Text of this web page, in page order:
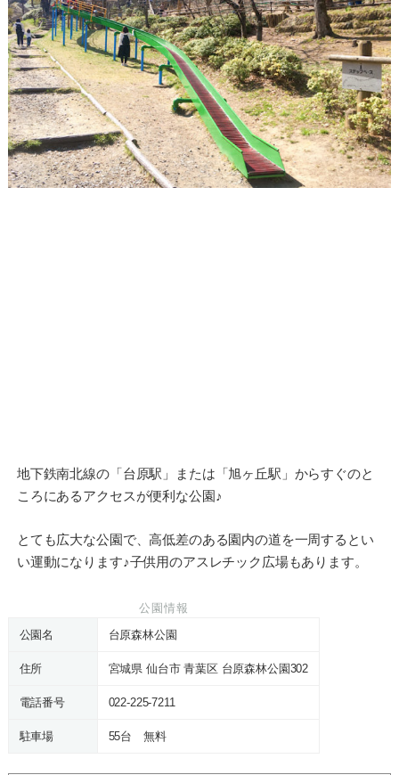
地下鉄南北線の「台原駅」または「旭ヶ丘駅」からすぐのと
ころにあるアクセスが便利な公園♪
とても広大な公園で、高低差のある園内の道を一周するとい
い運動になります♪子供用のアスレチック広場もあります。
公園情報
公園名
台原森林公園
住所 宮城県 仙台市 青葉区 台原森林公園302
電話番号 022-225-7211
駐車場 55台 無料